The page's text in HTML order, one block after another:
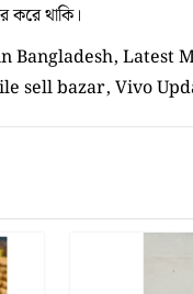
করে থাকি।
Bangladesh, Latest
sell bazar, Vivo